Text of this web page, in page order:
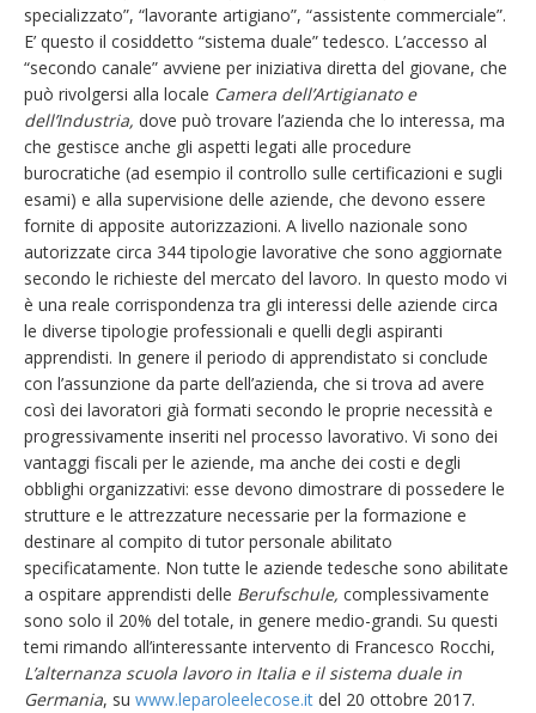
specializzato”, “lavorante artigiano”, “assistente commerciale”.
E’ questo il cosiddetto “sistema duale” tedesco. L’accesso al
“secondo canale” avviene per iniziativa diretta del giovane, che
può rivolgersi alla locale Camera dell’Artigianato e
dell’Industria, dove può trovare l’azienda che lo interessa, ma
che gestisce anche gli aspetti legati alle procedure
burocratiche (ad esempio il controllo sulle certificazioni e sugli
esami) e alla supervisione delle aziende, che devono essere
fornite di apposite autorizzazioni. A livello nazionale sono
autorizzate circa 344 tipologie lavorative che sono aggiornate
secondo le richieste del mercato del lavoro. In questo modo vi
è una reale corrispondenza tra gli interessi delle aziende circa
le diverse tipologie professionali e quelli degli aspiranti
apprendisti. In genere il periodo di apprendistato si conclude
con l’assunzione da parte dell’azienda, che si trova ad avere
così dei lavoratori già formati secondo le proprie necessità e
progressivamente inseriti nel processo lavorativo. Vi sono dei
vantaggi fiscali per le aziende, ma anche dei costi e degli
obblighi organizzativi: esse devono dimostrare di possedere le
strutture e le attrezzature necessarie per la formazione e
destinare al compito di tutor personale abilitato
specificatamente. Non tutte le aziende tedesche sono abilitate
a ospitare apprendisti delle Berufschule, complessivamente
sono solo il 20% del totale, in genere medio-grandi. Su questi
temi rimando all’interessante intervento di Francesco Rocchi,
L’alternanza scuola lavoro in Italia e il sistema duale in
Germania, su www.leparoleelecose.it del 20 ottobre 2017.